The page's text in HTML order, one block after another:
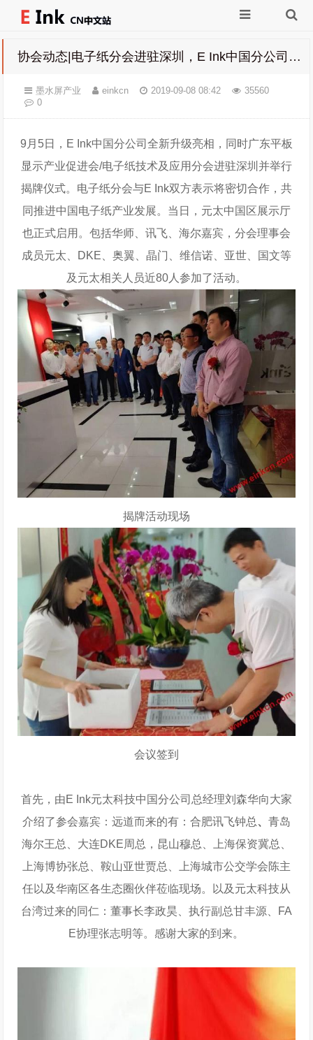
协会动态|电子纸分会进驻深圳，E Ink中国分公司新装亮相并揭牌
墨水屏产业 einkcn 2019-09-08 08:42
35560
0
9月5日，E Ink中国分公司全新升级亮相，同时广东平板
显示产业促进会/电子纸技术及应用分会进驻深圳并举行
揭牌仪式。电子纸分会与E Ink双方表示将密切合作，共
同推进中国电子纸产业发展。当日，元太中国区展示厅
也正式启用。包括华师、讯飞、海尔嘉宾，分会理事会
成员元太、DKE、奥翼、晶门、维信诺、亚世、国文等
及元太相关人员近80人参加了活动。
揭牌活动现场
会议签到
首先，由E Ink元太科技中国分公司总经理刘森华向大家
介绍了参会嘉宾：远道而来的有：合肥讯飞钟总、 青岛
海尔王总、大连DKE周总，昆山穆总、上海保资冀总、
上海博协张总、鞍山亚世贾总、上海城市公交学会陈主
任以及华南区各生态圈伙伴莅临现场。以及元太科技从
台湾过来的同仁：董事长李政昊、执行副总甘丰源、FA
E协理张志明等。感谢大家的到来。